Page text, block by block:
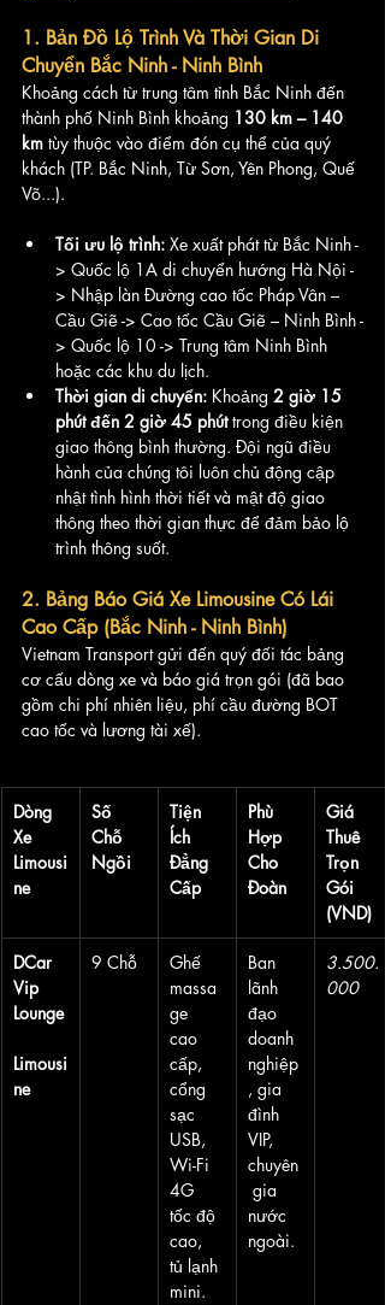
1. Bản Đồ Lộ Trình Và Thời Gian Di
Chuyển Bắc Ninh - Ninh Bình
Khoảng cách từ trung tâm tỉnh Bắc Ninh đến
thành phố Ninh Bình khoảng 130 km – 140
km tùy thuộc vào điểm đón cụ thể của quý
khách (TP. Bắc Ninh, Từ Sơn, Yên Phong, Quế
Võ...).
Tối ưu lộ trình: Xe xuất phát từ Bắc Ninh -
> Quốc lộ 1A di chuyển hướng Hà Nội -
> Nhập làn Đường cao tốc Pháp Vân –
Cầu Giẽ -> Cao tốc Cầu Giẽ – Ninh Bình -
> Quốc lộ 10 -> Trung tâm Ninh Bình
hoặc các khu du lịch.
Thời gian di chuyển: Khoảng 2 giờ 15
phút đến 2 giờ 45 phút trong điều kiện
giao thông bình thường. Đội ngũ điều
hành của chúng tôi luôn chủ động cập
nhật tình hình thời tiết và mật độ giao
thông theo thời gian thực để đảm bảo lộ
trình thông suốt.
2. Bảng Báo Giá Xe Limousine Có Lái
Cao Cấp (Bắc Ninh - Ninh Bình)
Vietnam Transport gửi đến quý đối tác bảng
cơ cấu dòng xe và báo giá trọn gói (đã bao
gồm chi phí nhiên liệu, phí cầu đường BOT
cao tốc và lương tài xế).
Dòng
Xe
Limousi
ne
Số
Chỗ
Ngồi
Tiện
Ích
Đẳng
Cấp
Phù
Hợp
Cho
Đoàn
Giá
Thuê
Trọn
Gói
(VND)
DCar
Vip
Lounge
Limousi
ne
9 Chỗ
Ghế
massa
ge
cao
cấp,
cổng
sạc
USB,
Wi-Fi
4G
tốc độ
cao,
tủ lạnh
mini.
Ban
lãnh
đạo
doanh
nghiệp
, gia
đình
VIP,
chuyên
gia
nước
ngoài.
3.500.
000